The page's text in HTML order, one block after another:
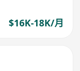
$16K-18K/月